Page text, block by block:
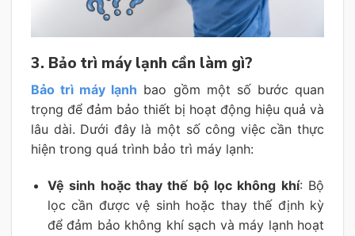
3. Bảo trì máy lạnh cần làm gì?
Bảo trì máy lạnh bao gồm một số bước quan
trọng để đảm bảo thiết bị hoạt động hiệu quả và
lâu dài. Dưới đây là một số công việc cần thực
hiện trong quá trình bảo trì máy lạnh:
Vệ sinh hoặc thay thế bộ lọc không khí: Bộ
lọc cần được vệ sinh hoặc thay thế định kỳ
để đảm bảo không khí sạch và máy lạnh hoạt